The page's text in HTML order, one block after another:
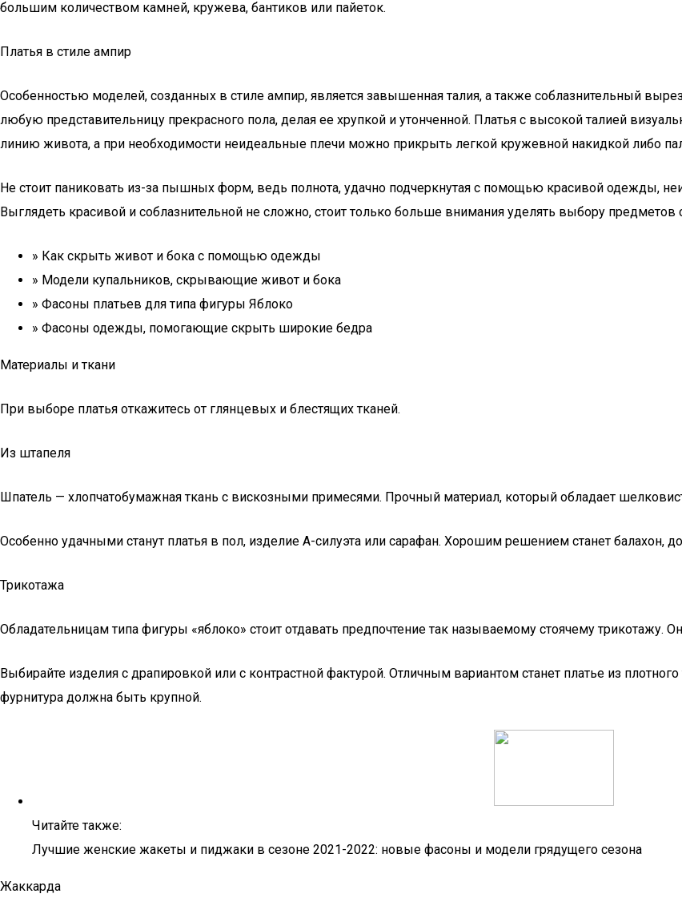
большим количеством камней, кружева, бантиков или пайеток.
Платья в стиле ампир
Особенностью моделей, созданных в стиле ампир, является завышенная талия, а также соблазнительный
любую представительницу прекрасного пола, делая ее хрупкой и утонченной. Платья с высокой талией
линию живота, а при необходимости неидеальные плечи можно прикрыть легкой кружевной накидкой либо
Не стоит паниковать из-за пышных форм, ведь полнота, удачно подчеркнутая с помощью красивой одежды,
Выглядеть красивой и соблазнительной не сложно, стоит только больше внимания уделять выбору предметов
» Как скрыть живот и бока с помощью одежды
» Модели купальников, скрывающие живот и бока
» Фасоны платьев для типа фигуры Яблоко
» Фасоны одежды, помогающие скрыть широкие бедра
Материалы и ткани
При выборе платья откажитесь от глянцевых и блестящих тканей.
Из штапеля
Шпатель — хлопчатобумажная ткань с вискозными примесями. Прочный материал, который обладает
Особенно удачными станут платья в пол, изделие А-силуэта или сарафан. Хорошим решением станет балахон,
Трикотажа
Обладательницам типа фигуры «яблоко» стоит отдавать предпочтение так называемому стоячему трикотажу.
Выбирайте изделия с драпировкой или с контрастной фактурой. Отличным вариантом станет платье из
фурнитура должна быть крупной.
Читайте также:
Лучшие женские жакеты и пиджаки в сезоне 2021-2022: новые фасоны и модели грядущего сезона
Жаккарда